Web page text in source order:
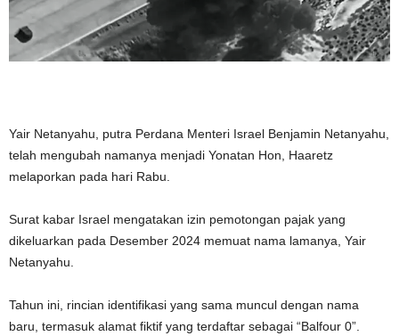
Yair Netanyahu, putra Perdana Menteri Israel Benjamin Netanyahu,
telah mengubah namanya menjadi Yonatan Hon, Haaretz
melaporkan pada hari Rabu.
Surat kabar Israel mengatakan izin pemotongan pajak yang
dikeluarkan pada Desember 2024 memuat nama lamanya, Yair
Netanyahu.
Tahun ini, rincian identifikasi yang sama muncul dengan nama
baru, termasuk alamat fiktif yang terdaftar sebagai “Balfour 0”.